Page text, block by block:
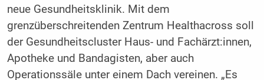
neue Gesundheitsklinik. Mit dem
grenzüberschreitenden Zentrum Healthacross soll
der Gesundheitscluster Haus- und Fachärzt:innen,
Apotheke und Bandagisten, aber auch
Operationssäle unter einem Dach vereinen. „Es